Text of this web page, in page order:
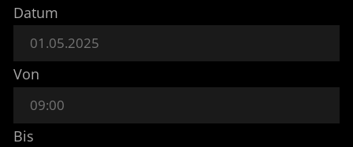
Datum
Von
Bis